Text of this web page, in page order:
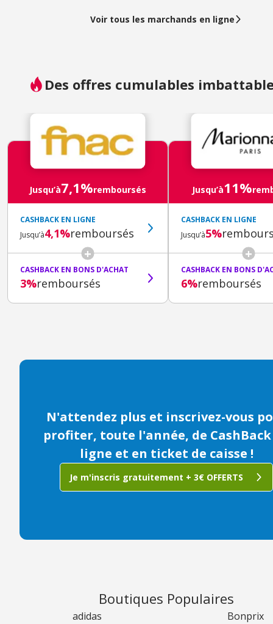
Voir tous les marchands en ligne
Des offres cumulables
Jusqu’à7,1%remboursés
CASHBACK EN LIGNE
Jusqu’à4,1%remboursés
CASHBACK EN BONS D'ACHAT
3%remboursés
Jusqu’à11%
CASHBACK EN LIGNE
Jusqu’à5%
CASHBACK EN BONS
6%remboursés
N'attendez plus et inscrivez-vous
profiter, toute l'année, de
ligne et en ticket de caisse !
Je m'inscris gratuitement + 3€ OFFERTS
Boutiques Populaires
adidas
Bonprix